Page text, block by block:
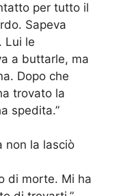
per tutto il
Sapeva
Lui le
a buttarle, ma
Dopo che
trovato la
spedita.”
non la lasciò
di morte. Mi ha